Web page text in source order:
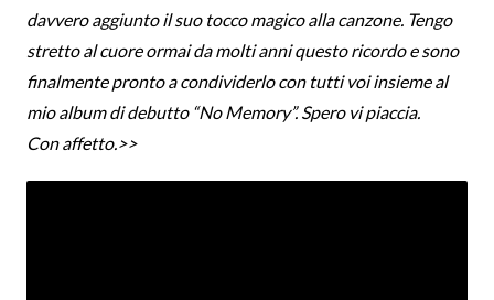
davvero aggiunto il suo tocco magico alla canzone. Tengo
stretto al cuore ormai da molti anni questo ricordo e sono
finalmente pronto a condividerlo con tutti voi insieme al
mio album di debutto “No Memory”. Spero vi piaccia.
Con affetto.>>